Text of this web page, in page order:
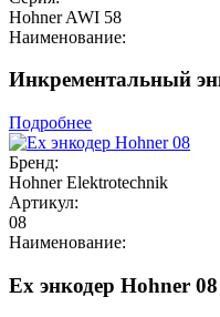
Hohner AWI 58
Наименование:
Инкрементальный
Подробнее
Бренд:
Hohner Elektrotechnik
Артикул:
08
Наименование:
Ex энкодер Hohner 08